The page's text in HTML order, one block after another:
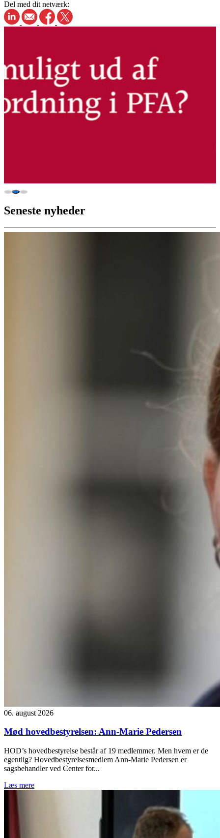
Del med dit netværk:
Seneste nyheder
06. august 2026
Mød hovedbestyrelsen: Ann-Marie Pedersen
HOD’s hovedbestyrelse består af 19 medlemmer. Men hvem er de
egentlig? Hovedbestyrelsesmedlem Ann-Marie Pedersen er
sagsbehandler ved Center for...
Læs mere